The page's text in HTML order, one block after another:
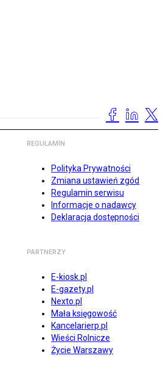
REGULAMIN
Polityka Prywatności
Zmiana ustawień zgód
Regulamin serwisu
Informacje o nadawcy
Deklaracja dostępności
PARTNERZY
E-kiosk.pl
E-gazety.pl
Nexto.pl
Mała księgowość
Kancelarierp.pl
Wieści Rolnicze
Życie Warszawy